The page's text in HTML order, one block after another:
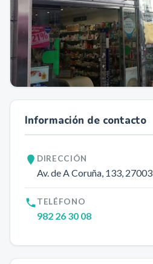
Información de contacto
DIRECCIÓN
Av. de A Coruña, 133, 27003
TELÉFONO
982 26 30 08